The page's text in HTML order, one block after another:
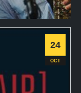
1
24
OCT